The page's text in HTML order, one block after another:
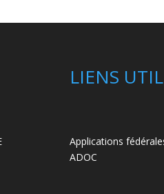
LIENS
Applications
ADOC